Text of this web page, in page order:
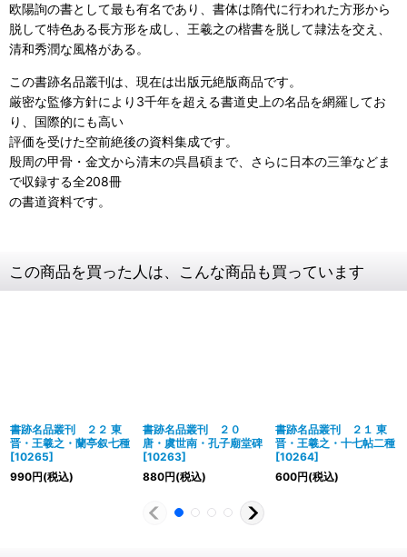
欧陽詢の書として最も有名であり、書体は隋代に行われた方形から
脱して特色ある長方形を成し、王羲之の楷書を脱して隷法を交え、
清和秀潤な風格がある。
この書跡名品叢刊は、現在は出版元絶版商品です。
厳密な監修方針により3千年を超える書道史上の名品を網羅してお
り、国際的にも高い
評価を受けた空前絶後の資料集成です。
殷周の甲骨・金文から清末の呉昌碩まで、さらに日本の三筆などま
で収録する全208冊
の書道資料です。
この商品を買った人は、こんな商品も買っています
書跡名品叢刊 ２２ 東
晋・王羲之・蘭亭叙七種
[10265]
990円(税込)
書跡名品叢刊 ２０
唐・虞世南・孔子廟堂碑
[10263]
880円(税込)
書跡名品叢刊 ２１ 東
晋・王羲之・十七帖二種
[10264]
600円(税込)